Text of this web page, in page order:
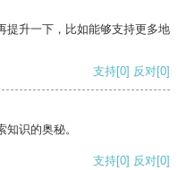
提升一下，比如能够支持更多地
支持[0] 反对[0]
识的奥秘。
支持[0] 反对[0]